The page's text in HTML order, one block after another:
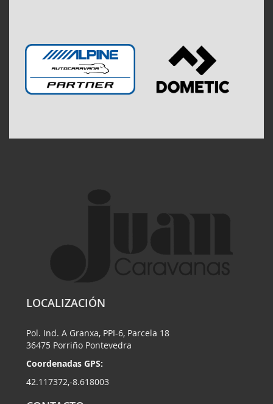
LOCALIZACIÓN
Pol. Ind. A Granxa, PPI-6, Parcela 18
36475 Porriño Pontevedra
Coordenadas GPS:
42.117372,-8.618003